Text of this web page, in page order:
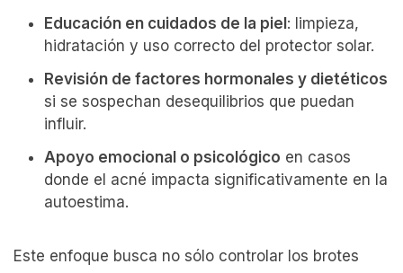
Educación en cuidados de la piel : limpieza,
hidratación y uso correcto del protector solar.
Revisión de factores hormonales y dietéticos
si se sospechan desequilibrios que puedan
influir.
Apoyo emocional o psicológico en casos
donde el acné impacta significativamente en la
autoestima.
Este enfoque busca no sólo controlar los brotes